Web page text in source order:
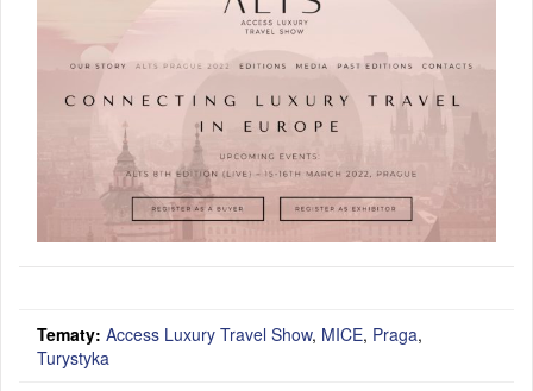
Tematy: Access Luxury Travel Show, MICE, Praga,
Turystyka